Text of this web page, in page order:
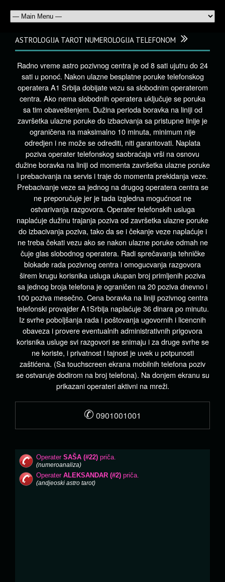
ASTROLOGIJA TAROT NUMEROLOGIJA TELEFONOM
Radno vreme astro pozivnog centra je od 8 sati ujutru do 24
sati u ponoć. Nakon ulazne besplatne poruke telefonskog
operatera A1 Srbija dobijate vezu sa slobodnim operaterom
centra. Ako nema slobodnih operatera uključuje se poruka
sa tim obaveštenjem. Dužina perioda boravka na liniji od
završetka ulazne poruke do izbacivanja sa pristupne linije je
ograničena na maksimalno 10 minuta, minimum nije
odredjen i ne može se odrediti, niti garantovati. Naplata
poziva operater telefonskog saobraćaja vrši na osnovu
dužine boravka na liniji od momenta završetka ulazne poruke
i prebacivanja na servis i traje do momenta prekidanja veze.
Prebacivanje veze sa jednog na drugog operatera centra se
ne preporučuje jer je tada izgledna mogućnost ne
ostvarivanja razgovora. Operater telefonskih usluga
naplaćuje dužinu trajanja poziva od završetka ulazne poruke
do izbacivanja poziva, tako da se i čekanje veze naplaćuje i
ne treba čekati vezu ako se nakon ulazne poruke odmah ne
čuje glas slobodnog operatera. Radi sprečavanja tehničke
blokade rada pozivnog centra i omogucvanja razgovora
širem krugu korisnika usluga ukupan broj primljenih poziva
sa jednog broja telefona je ograničen na 20 poziva dnevno i
100 poziva mesečno. Cena boravka na liniji pozivnog centra
telefonski provajder A1Srbija naplaćuje 36 dinara po minutu.
Iz svrhe poboljšanja rada i poštovanja ugovornih i licencnih
obaveza i provere eventualnih administrativnih prigovora
korisnika usluge svi razgovori se snimaju i za druge svrhe se
ne koriste, i privatnost i tajnost je uvek u potpunosti
zaštićena. (Sa touchscreen ekrana mobilnih telefona poziv
se ostvaruje dodirom na broj telefona). Na donjem ekranu su
prikazani operateri aktivni na mreži.
✆ 0901001001